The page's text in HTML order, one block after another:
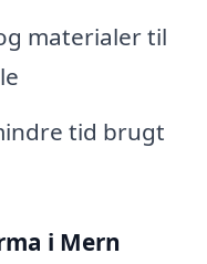
materialer til
tid brugt
i Mern